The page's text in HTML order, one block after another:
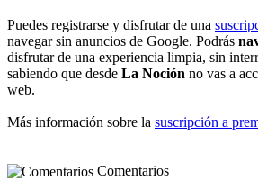
Puedes registrarse y disfrutar de una
navegar sin anuncios de Google. Podrás
disfrutar de una experiencia limpia, sin
sabiendo que desde La Noción no vas a
web.
Más información sobre la suscripción a
Comentarios